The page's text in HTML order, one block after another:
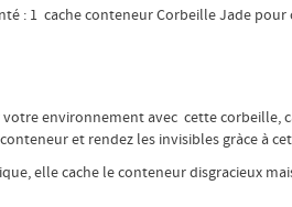
: 1 cache conteneur Corbeille Jade
votre environnement avec cette corbeille,
et rendez les invisibles gràce à
elle cache le conteneur disgracieux